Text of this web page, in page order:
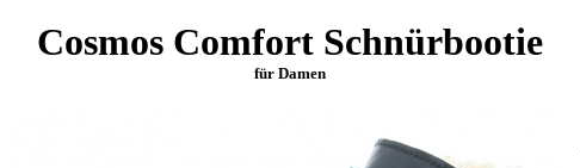
Cosmos Comfort Schnürbootie
für Damen